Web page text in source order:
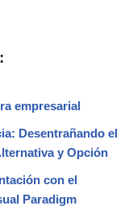
empresarial
Desentrañando el
y Opción
con el
Paradigm